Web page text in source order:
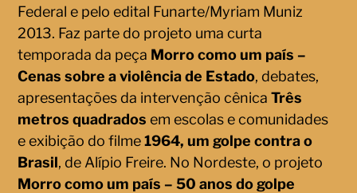
Federal e pelo edital Funarte/Myriam Muniz
2013. Faz parte do projeto uma curta
temporada da peça Morro como um país –
Cenas sobre a violência de Estado, debates,
apresentações da intervenção cênicaTrês
metros quadrados em escolas e comunidades
e exibição do filme1964, um golpe contra o
Brasil, de Alípio Freire. No Nordeste, o projeto
Morro como um país – 50 anos do golpe